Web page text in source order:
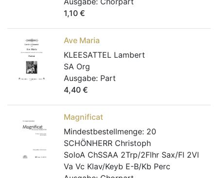
1,10 €
Ave Maria
KLEESATTEL Lambert
SA Org
Ausgabe: Part
4,40 €
Magnificat
Mindestbestellmenge: 20
SCHÖNHERR Christoph
SoloA ChSSAA 2Trp/2Flhr Sax/Fl 2Vl
Va Vc Klav/Keyb E-B/Kb Perc